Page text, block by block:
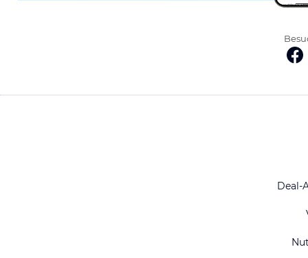
Deal-